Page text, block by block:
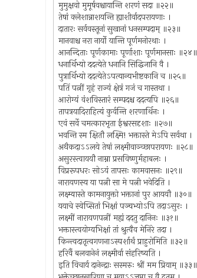
मुमुक्षवो मुमूर्षवश्चायान्ति शरणं सदा ॥२२॥
तेषां क्लेशान्नाशयन्ति ह्याशीर्वादपरायणाः ।
दातारः सर्ववस्तूनां सुखानां धनसम्पदाम् ॥२३॥
मानवाश्च नरा नार्यो यान्ति पूर्णमनोरथाः ।
आनन्दिताः पूर्णकामाः पूर्णाशाः पूर्णमानसाः ॥२४॥
धनार्थिभ्यो ददत्येते धनानि सिद्धिजानि वै ।
पुत्रार्थिभ्यो ददत्येतेऽपत्यान्यभीष्टकानि च ॥२५॥
पतिं पत्नीं गृहं राज्यं क्षेत्रं गजं च गास्तथा ।
आरोग्यं वंशविस्तारं सम्पदश्च ददत्यपि ॥२६॥
तापत्रयादिराहित्यं कुर्वन्ति शरणार्थिनः ।
एवं सर्वे चमत्कारभृता ईश्वरसदृशाः ॥२७॥
भवन्ति स्म क्षितौ लक्ष्मि! भक्तास्ते मेऽपि सर्वथा ।
अथैकदाऽऽलये तेषां लक्ष्मीवाञ्च्छापरायणः ॥२८॥
असुरस्त्वाययौ नाम्ना प्रसविष्णुर्महाबलः ।
विप्ररूपधरः सोऽयं तापसः कामवासनः ॥२९॥
नारायणस्य या पत्नी सा मे पत्नी भवेदिति ।
लक्ष्म्यास्ते कामनायुक्तो भक्तानां पुर आययौ ॥३०॥
ययाचे स्वेप्सितां भिक्षां पञ्चभ्योऽपि तदाऽसुरः ।
लक्ष्मीं नारायणपत्नीं मह्यं ददतु दानिनः ॥३१॥
भक्तास्त्वयोग्यभिक्षां तां श्रुत्वैव मेनिरे तदा ।
किन्त्वदातृत्वगणनाऽस्पर्शार्थं प्राहुरोमिति ॥३२॥
हरिर्वै बलवानेनं लक्ष्मीर्वा संहरिष्यति ।
इति विचार्य दानेन्द्राः सस्मरुः श्रीं मम प्रियाम् ॥३३॥